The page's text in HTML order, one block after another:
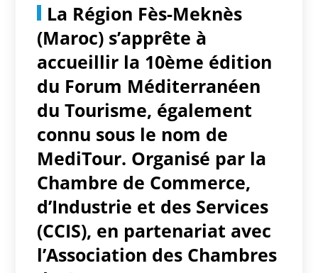
La Région Fès-Meknès
(Maroc) s’apprête à
accueillir la 10ème édition
du Forum Méditerranéen
du Tourisme, également
connu sous le nom de
MediTour. Organisé par la
Chambre de Commerce,
d’Industrie et des Services
(CCIS), en partenariat avec
l’Association des Chambres